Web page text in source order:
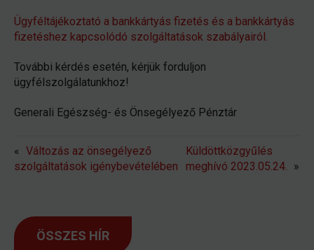
Ügyféltájékoztató a bankkártyás fizetés és a bankkártyás
fizetéshez kapcsolódó szolgáltatások szabályairól.
További kérdés esetén, kérjük forduljon
ügyfélszolgálatunkhoz!
Generali Egészség- és Önsegélyező Pénztár
« Változás az önsegélyező
szolgáltatások igénybevételében
Küldöttközgyűlés
meghívó 2023.05.24.
»
ÖSSZES HÍR